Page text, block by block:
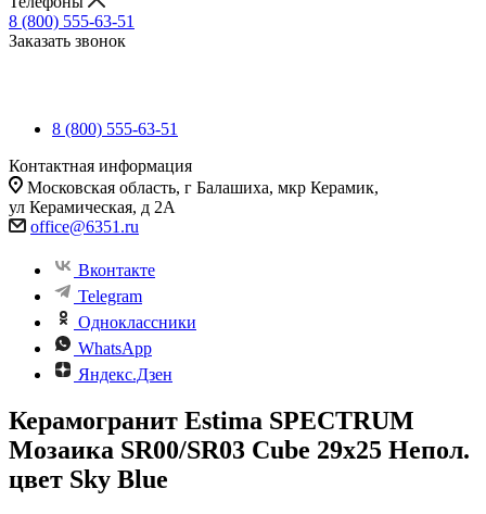
8 (800) 555-63-51
Заказать звонок
8 (800) 555-63-51
Контактная информация
Московская область, г Балашиха, мкр Керамик,
ул Керамическая, д 2А
office@6351.ru
Вконтакте
Telegram
Одноклассники
WhatsApp
Яндекс.Дзен
Керамогранит Estima SPECTRUM
Мозаика SR00/SR03 Cube 29x25 Непол.
цвет Sky Blue